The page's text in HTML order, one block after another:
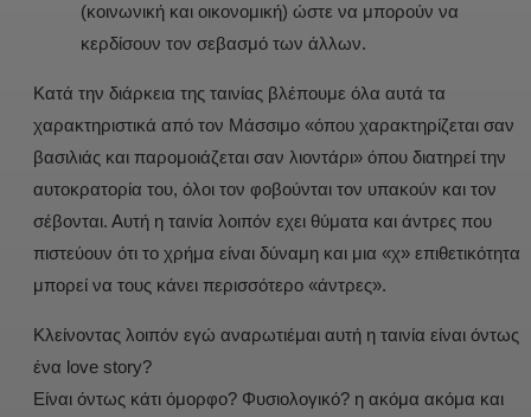
(κοινωνική και οικονομική) ώστε να μπορούν να
κερδίσουν τον σεβασμό των άλλων.
Κατά την διάρκεια της ταινίας βλέπουμε όλα αυτά τα
χαρακτηριστικά από τον Μάσσιμο «όπου χαρακτηρίζεται σαν
βασιλιάς και παρομοιάζεται σαν λιοντάρι» όπου διατηρεί την
αυτοκρατορία του, όλοι τον φοβούνται τον υπακούν και τον
σέβονται. Αυτή η ταινία λοιπόν εχει θύματα και άντρες που
πιστεύουν ότι το χρήμα είναι δύναμη και μια «χ» επιθετικότητα
μπορεί να τους κάνει περισσότερο «άντρες».
Κλείνοντας λοιπόν εγώ αναρωτιέμαι αυτή η ταινία είναι όντως
ένα love story?
Είναι όντως κάτι όμορφο? Φυσιολογικό? η ακόμα ακόμα και